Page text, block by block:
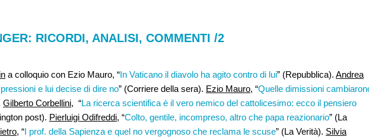
RICORDI, ANALISI, COMMENTI /2
a colloquio con Ezio Mauro, “In Vaticano il diavolo ha agito contro di lui” (Repubblica). Andrea
e lui decise di dire no” (Corriere della sera). Ezio Mauro, “Quelle dimissioni
Gilberto Corbellini, “La ricerca scientifica è il vero nemico del cattolicesimo: ecco il pensiero
post). Pierluigi Odifreddi, “Colto, gentile, incompreso, altro che papa reazionario” (La
“I prof. della Sapienza e quel no vergognoso che reclama le scuse” (La Verità). Silvia